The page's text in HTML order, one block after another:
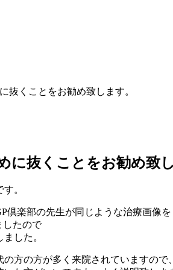
抜くことをお勧め致します。
に抜くことをお勧め致し
。
倶楽部の先生が同じような治療画像を
したので
した。
方の方が多く来院されていますので、